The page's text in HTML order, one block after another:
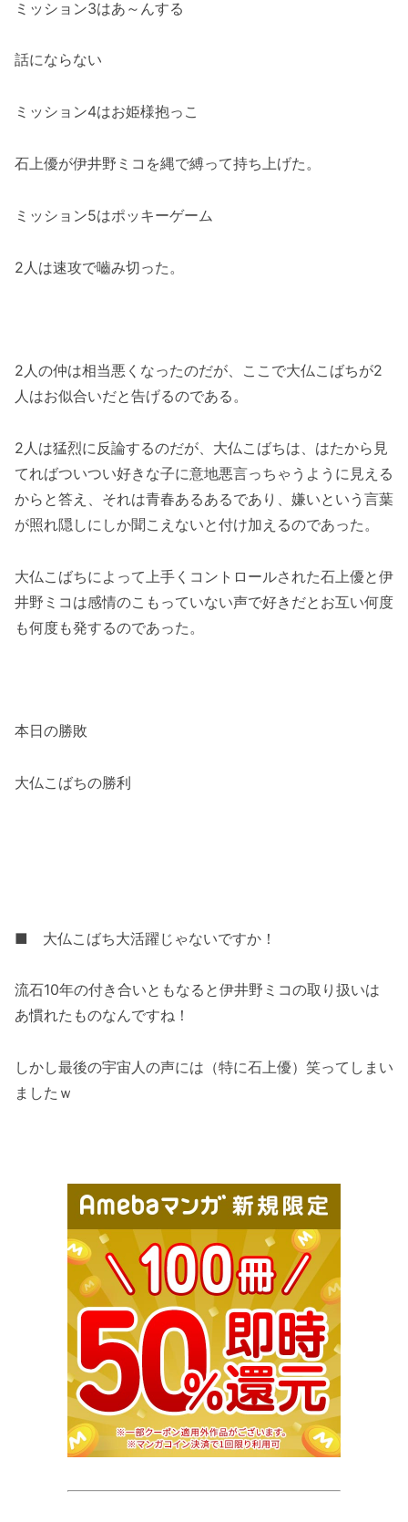
ミッション3はあ～んする
話にならない
ミッション4はお姫様抱っこ
石上優が伊井野ミコを縄で縛って持ち上げた。
ミッション5はポッキーゲーム
2人は速攻で嚙み切った。
2人の仲は相当悪くなったのだが、ここで大仏こばちが2
人はお似合いだと告げるのである。
2人は猛烈に反論するのだが、大仏こばちは、はたから見
てればついつい好きな子に意地悪言っちゃうように見える
からと答え、それは青春あるあるであり、嫌いという言葉
が照れ隠しにしか聞こえないと付け加えるのであった。
大仏こばちによって上手くコントロールされた石上優と伊
井野ミコは感情のこもっていない声で好きだとお互い何度
も何度も発するのであった。
本日の勝敗
大仏こばちの勝利
■ 大仏こばち大活躍じゃないですか！
流石10年の付き合いともなると伊井野ミコの取り扱いは
あ慣れたものなんですね！
しかし最後の宇宙人の声には（特に石上優）笑ってしまい
ましたｗ